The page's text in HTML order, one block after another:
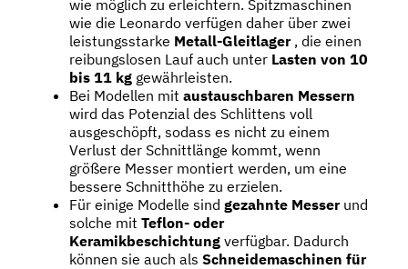
wie möglich zu erleichtern. Spitzmaschinen
wie die Leonardo verfügen daher über zwei
leistungsstarke Metall-Gleitlager, die einen
reibungslosen Lauf auch unter Lasten von 10
bis 11 kg gewährleisten.
Bei Modellen mit austauschbaren Messern
wird das Potenzial des Schlittens voll
ausgeschöpft, sodass es nicht zu einem
Verlust der Schnittlänge kommt, wenn
größere Messer montiert werden, um eine
bessere Schnitthöhe zu erzielen.
Für einige Modelle sind gezahnte Messerund
solche mit Teflon- oder
Keramikbeschichtung verfügbar. Dadurch
können sie auch als Schneidemaschinen für